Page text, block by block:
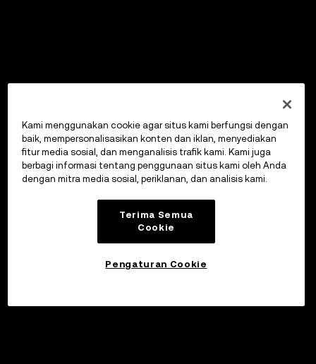
Kami menggunakan cookie agar situs kami berfungsi dengan
baik, mempersonalisasikan konten dan iklan, menyediakan
fitur media sosial, dan menganalisis trafik kami. Kami juga
berbagi informasi tentang penggunaan situs kami oleh Anda
dengan mitra media sosial, periklanan, dan analisis kami.
Terima Semua
Cookie
Pengaturan Cookie